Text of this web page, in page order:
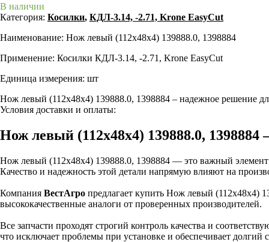
В наличии
Категория: Косилки, КДЛ-3.14, -2.71, Krone EasyCut
Наименование: Нож левый (112х48х4) 139888.0, 1398884
Применение: Косилки КДЛ-3.14, -2.71, Krone EasyCut
Единица измерения: шт
Нож левый (112х48х4) 139888.0, 1398884 – надежное решение
Условия доставки и оплаты:
Нож левый (112х48х4) 139888.0,
Нож левый (112х48х4) 139888.0, 1398884 — это важный элемент
Качество и надежность этой детали напрямую влияют на
Компания ВестАгро предлагает купить Нож левый (112х48х4)
высококачественные аналоги от проверенных производителей.
Все запчасти проходят строгий контроль качества и
что исключает проблемы при установке и обеспечивает